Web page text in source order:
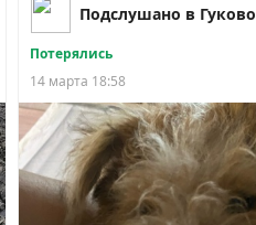
Подслушано в Гуково
Потерялись
14 марта 18:58